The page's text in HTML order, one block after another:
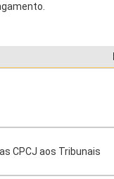
CPCJ aos Tribunais